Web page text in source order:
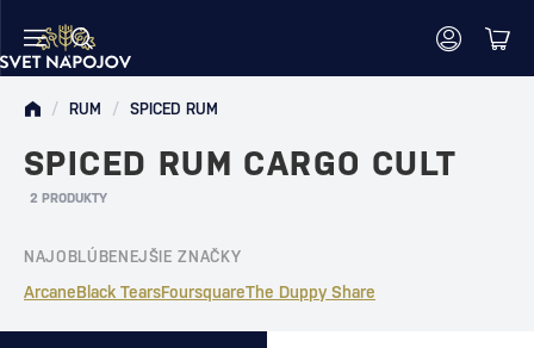
/ RUM / SPICED RUM
SPICED RUM CARGO CULT
2 PRODUKTY
NAJOBLÚBENEJŠIE ZNAČKY
ArcaneBlack TearsFoursquareThe Duppy Share